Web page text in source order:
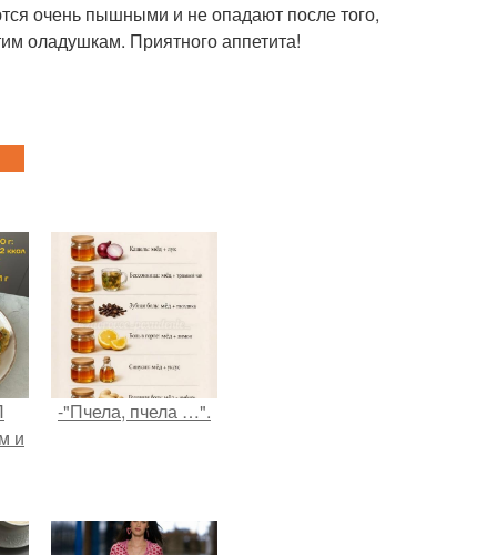
очень пышными и не опадают после того,
оладушкам. Приятного аппетита!
и
-"Пчела, пчела …".